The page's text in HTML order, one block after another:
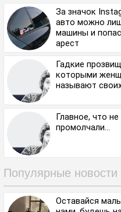
За значок
авто можно
машины и
арест
Гадкие
которыми
называют
Главное, что не
промолчали...⁠⁠
Популярные новости
Оставайся